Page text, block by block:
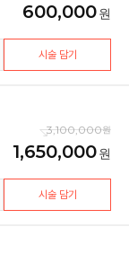
600,000
시술 담기
3,100,000
1,650,000
시술 담기